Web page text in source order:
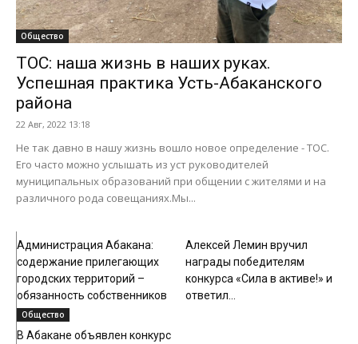
Общество
ТОС: наша жизнь в наших руках.
Успешная практика Усть-Абаканского
района
22 Авг, 2022 13:18
Не так давно в нашу жизнь вошло новое определение - ТОС.
Его часто можно услышать из уст руководителей
муниципальных образований при общении с жителями и на
различного рода совещаниях.Мы...
Администрация Абакана:
содержание прилегающих
городских территорий –
обязанность собственников
Алексей Лемин вручил
награды победителям
конкурса «Сила в активе!» и
ответил...
Общество
В Абакане объявлен конкурс